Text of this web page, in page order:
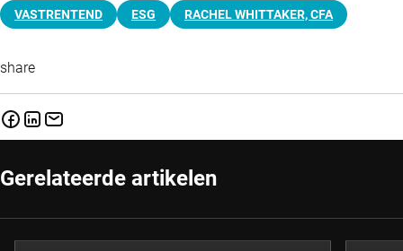
VASTRENTEND ESG RACHEL WHITTAKER, CFA
share
Gerelateerde artikelen